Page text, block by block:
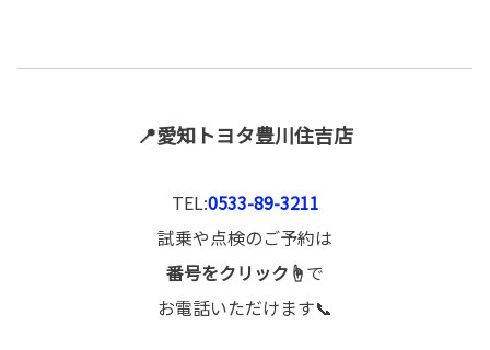
📍愛知トヨタ豊川住吉店
TEL:0533-89-3211
試乗や点検のご予約は
番号をクリック☝で
お電話いただけます📞